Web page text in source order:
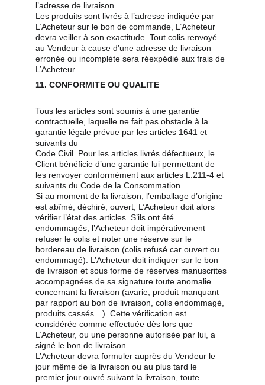
l’adresse de livraison.
Les produits sont livrés à l’adresse indiquée par
L’Acheteur sur le bon de commande, L’Acheteur
devra veiller à son exactitude. Tout colis renvoyé
au Vendeur à cause d’une adresse de livraison
erronée ou incomplète sera réexpédié aux frais de
L’Acheteur.
11. CONFORMITE OU QUALITE
Tous les articles sont soumis à une garantie
contractuelle, laquelle ne fait pas obstacle à la
garantie légale prévue par les articles 1641 et
suivants du
Code Civil. Pour les articles livrés défectueux, le
Client bénéficie d’une garantie lui permettant de
les renvoyer conformément aux articles L.211-4 et
suivants du Code de la Consommation.
Si au moment de la livraison, l’emballage d’origine
est abîmé, déchiré, ouvert, L’Acheteur doit alors
vérifier l’état des articles. S’ils ont été
endommagés, l’Acheteur doit impérativement
refuser le colis et noter une réserve sur le
bordereau de livraison (colis refusé car ouvert ou
endommagé). L’Acheteur doit indiquer sur le bon
de livraison et sous forme de réserves manuscrites
accompagnées de sa signature toute anomalie
concernant la livraison (avarie, produit manquant
par rapport au bon de livraison, colis endommagé,
produits cassés…). Cette vérification est
considérée comme effectuée dès lors que
L’Acheteur, ou une personne autorisée par lui, a
signé le bon de livraison.
L’Acheteur devra formuler auprès du Vendeur le
jour même de la livraison ou au plus tard le
premier jour ouvré suivant la livraison, toute